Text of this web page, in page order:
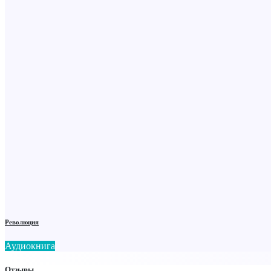
Революция
Аудиокнига